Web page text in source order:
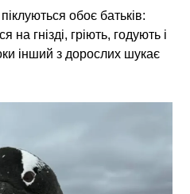
обоє батьків:
на гнізді, гріють, годують і
інший з дорослих шукає